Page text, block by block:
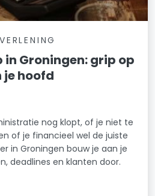
in Groningen: grip op
je hoofd
nog klopt, of je niet te
of je financieel wel de juiste
in Groningen bouw je aan je
deadlines en klanten door.